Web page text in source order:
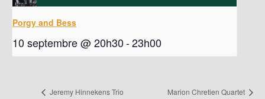
Porgy and Bess
10 septembre @ 20h30-23h00
Jeremy Hinnekens Trio Marion Chretien Quartet